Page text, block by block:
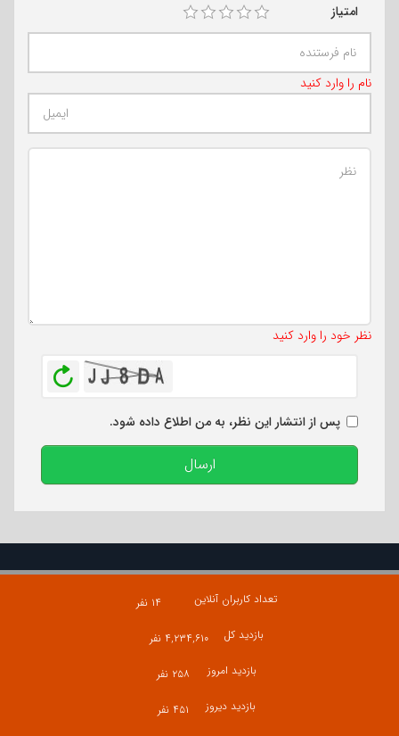
امتیاز
نام را وارد کنید
نظر خود را وارد کنید
پس از انتشار این نظر، به من اطلاع داده شود.
ارسال
تعداد کاربران آنلاین
۱۴ نفر
بازدید کل
۴,۲۳۴,۶۱۰ نفر
بازدید امروز
۲۵۸ نفر
بازدید دیروز
۴۵۱ نفر